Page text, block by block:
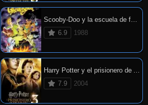
Scooby-Doo y la escuela de fantasmas
6.9
1988
Harry Potter y el prisionero de Azkaban
7.9
2004